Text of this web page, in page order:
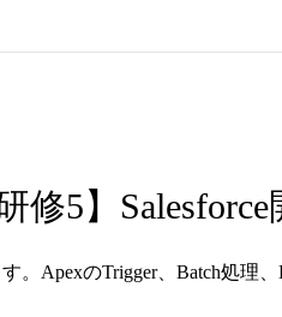
修5】
ApexのTrigger、Batch処理